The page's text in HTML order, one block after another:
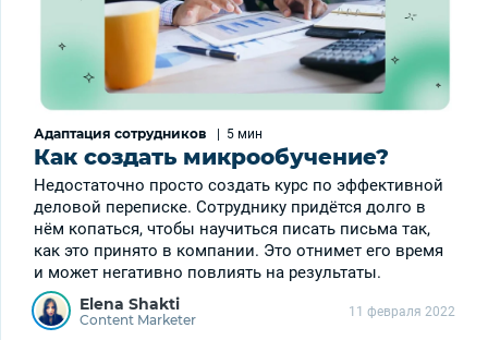
Адаптация сотрудников 5 мин
Как создать микрообучение?
Недостаточно просто создать курс по эффективной
деловой переписке. Сотруднику придётся долго в
нём копаться, чтобы научиться писать письма так,
как это принято в компании. Это отнимет его время
и может негативно повлиять на результаты.
Elena Shakti
Content Marketer 11 февраля 2022